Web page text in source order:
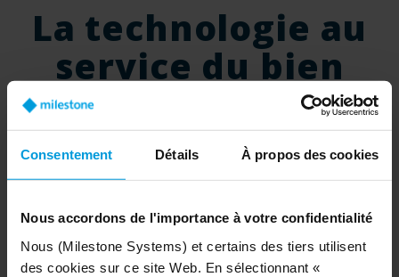
Consentement Détails À propos des cookies
Nous accordons de l'importance à votre confidentialité
Nous (Milestone Systems) et certains des tiers utilisent
des cookies sur ce site Web. En sélectionnant «
La technologie au
service du bien
Milestone a co-rédigé la Copenhagen Letter
une déclaration sur la technologie qui
promeut un débat public ouvert et honnête
quant à la puissance liée à la technologie et
la manière dont la technologie devrait
améliorer la qualité de vie.